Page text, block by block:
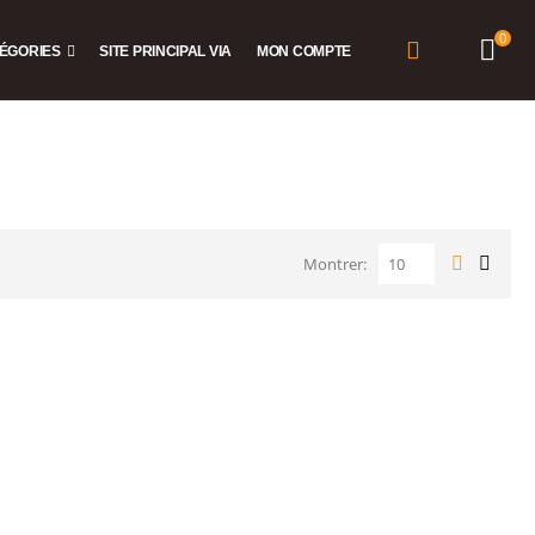
SITE PRINCIPAL VIA MON COMPTE
0
Montrer: